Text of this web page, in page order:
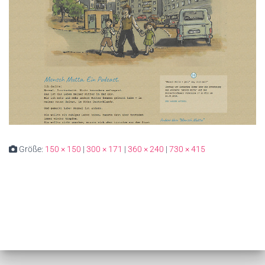
Größe: 150 × 150 | 300 × 171 | 360 × 240 | 730 × 415